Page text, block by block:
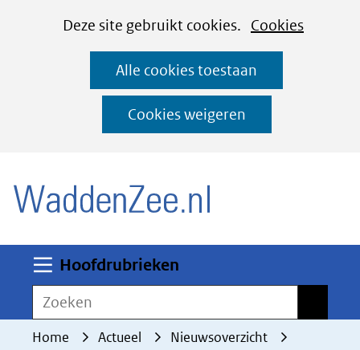
CookiesDeze site gebruikt cookies. Cookies
deze
worden
toegestaan
geweigerd.
Alle cookies toestaan
Cookies weigeren
Ga
naar
de
inhoud
Hoofdrubrieken
Zoeken
Home Actueel
Nieuwsoverzicht